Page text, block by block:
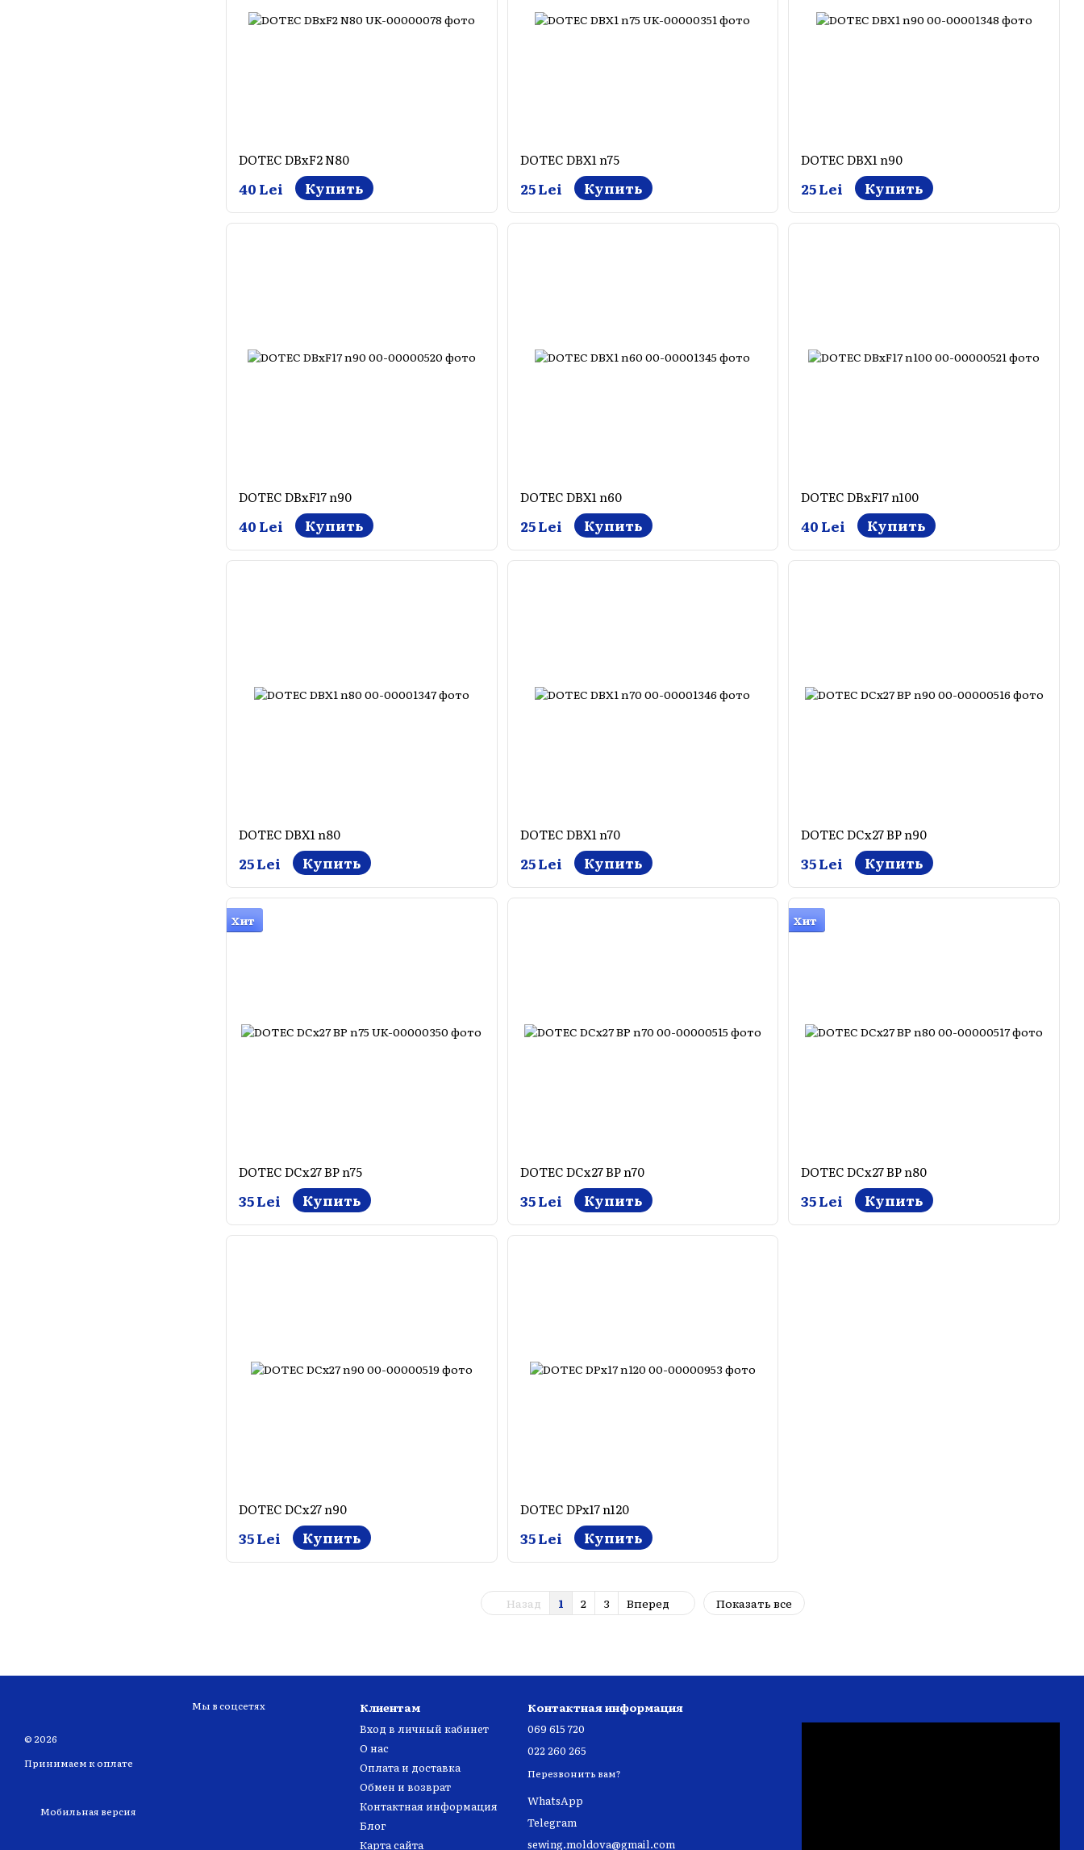
DOTEC DBxF2 N80
40 Lei Купить
DOTEC DBX1 n75
25 Lei Купить
DOTEC DBX1 n90
25 Lei Купить
DOTEC DBxF17 n90
40 Lei Купить
DOTEC DBX1 n60
25 Lei Купить
DOTEC DBxF17 n100
40 Lei Купить
DOTEC DBX1 n80
25 Lei Купить
DOTEC DBX1 n70
25 Lei Купить
DOTEC DCx27 BP n90
35 Lei Купить
Хит
DOTEC DCx27 BP n75
35 Lei Купить
DOTEC DCx27 BP n70
35 Lei Купить
Хит
DOTEC DCx27 BP n80
35 Lei Купить
DOTEC DCx27 n90
35 Lei Купить
DOTEC DPx17 n120
35 Lei Купить
Назад 1 2 3 Вперед Показать все
© 2026
Принимаем к оплате
Мобильная версия
Мы в соцсетях Клиентам
Вход в личный кабинет
О нас
Оплата и доставка
Обмен и возврат
Контактная информация
Блог
Карта сайта
Контактная информация
069 615 720
022 260 265
Перезвонить вам?
WhatsApp
Telegram
sewing.moldova@gmail.com